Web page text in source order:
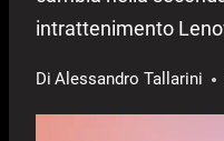
intrattenimento
Di Alessandro Tallarini